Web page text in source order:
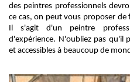
des peintres professionnels
ce cas, on peut vous proposer de
Il s'agit d'un peintre
d'expérience. N'oubliez pas qu'il
et accessibles à beaucoup de